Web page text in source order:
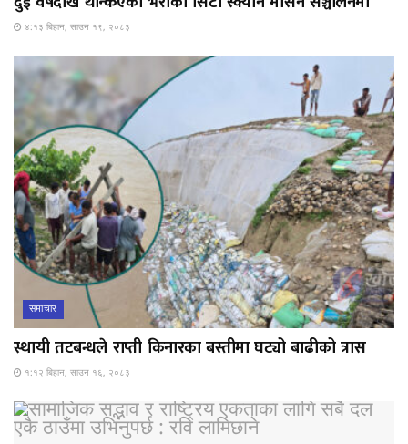
४:१३ बिहान, साउन १९, २०८३
समाचार
स्थायी तटबन्धले राप्ती किनारका बस्तीमा घट्यो बाढीको त्रास
१:१२ बिहान, साउन १६, २०८३